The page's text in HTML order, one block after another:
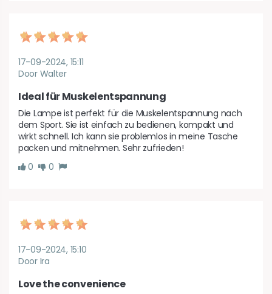
17-09-2024, 15:11
Door Walter
Ideal für Muskelentspannung
Die Lampe ist perfekt für die Muskelentspannung nach
dem Sport. Sie ist einfach zu bedienen, kompakt und
wirkt schnell. Ich kann sie problemlos in meine Tasche
packen und mitnehmen. Sehr zufrieden!
0
0
17-09-2024, 15:10
Door Ira
Love the convenience